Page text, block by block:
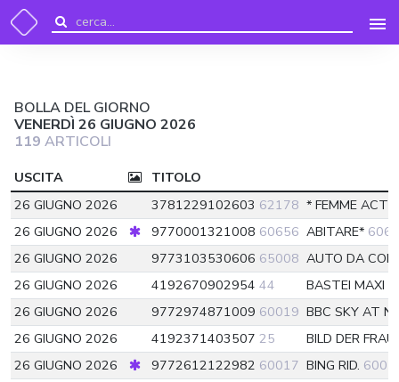
BOLLA DEL GIORNO
VENERDÌ 26 GIUGNO 2026
119 ARTICOLI
USCITA
TITOLO
26 GIUGNO 2026
3781229102603 62178 * FEMME
26 GIUGNO 2026
9770001321008 60656 ABITARE*
26 GIUGNO 2026
9773103530606 65008 AUTO DA
26 GIUGNO 2026
4192670902954 44
BASTEI MAXI
26 GIUGNO 2026
9772974871009 60019 BBC SKY AT
26 GIUGNO 2026
4192371403507 25
BILD DER
26 GIUGNO 2026
9772612122982 60017 BING RID.